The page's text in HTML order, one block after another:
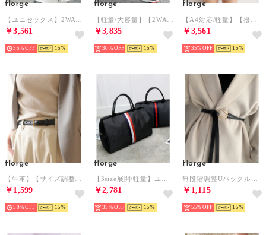
florge
￥3,561
35% 15
florge
￥3,835
30% 15
florge
￥3,561
35% 15
florge
￥1,599
50% 15
florge
￥2,781
35% 15
florge
￥1,115
55% 15